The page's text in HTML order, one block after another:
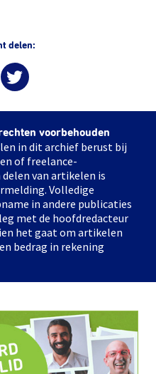
delen:
voorbehouden
in dit archief berust bij
of freelance-
van artikelen is
Volledige
in andere publicaties
met de hoofdredacteur
het gaat om artikelen
bedrag in rekening